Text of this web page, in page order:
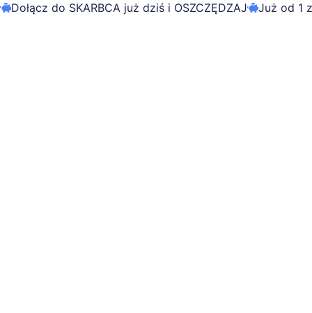
Dołącz do SKARBCA już dziś i OSZCZĘDZAJ Już od 1